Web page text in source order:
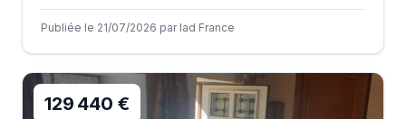
Publiée le 21/07/2026 par Iad France
129 440 €